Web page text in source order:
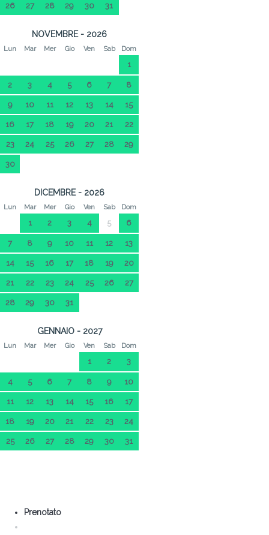
26 27 28 29 30 31
NOVEMBRE - 2026
Lun Mar Mer Gio Ven Sab Dom
1
2 3 4 5 6 7 8
9 10 11 12 13 14 15
16 17 18 19 20 21 22
23 24 25 26 27 28 29
30
DICEMBRE - 2026
Lun Mar Mer Gio Ven Sab Dom
1 2 3 4 5 6
7 8 9 10 11 12 13
14 15 16 17 18 19 20
21 22 23 24 25 26 27
28 29 30 31
GENNAIO - 2027
Lun Mar Mer Gio Ven Sab Dom
1 2 3
4 5 6 7 8 9 10
11 12 13 14 15 16 17
18 19 20 21 22 23 24
25 26 27 28 29 30 31
Prenotato